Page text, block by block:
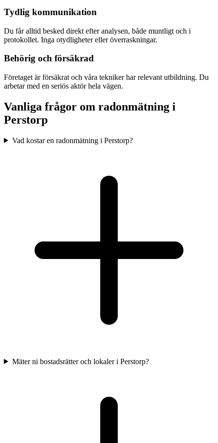
Tydlig kommunikation
Du får alltid besked direkt efter analysen, både muntligt och i
protokollet. Inga otydligheter eller överraskningar.
Behörig och försäkrad
Företaget är försäkrat och våra tekniker har relevant utbildning. Du
arbetar med en seriös aktör hela vägen.
Vanliga frågor om radonmätning i
Perstorp
Vad kostar en radonmätning i Perstorp?
Mäter ni bostadsrätter och lokaler i Perstorp?